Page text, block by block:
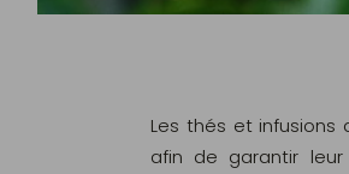
Les thés et infusions
afin de garantir